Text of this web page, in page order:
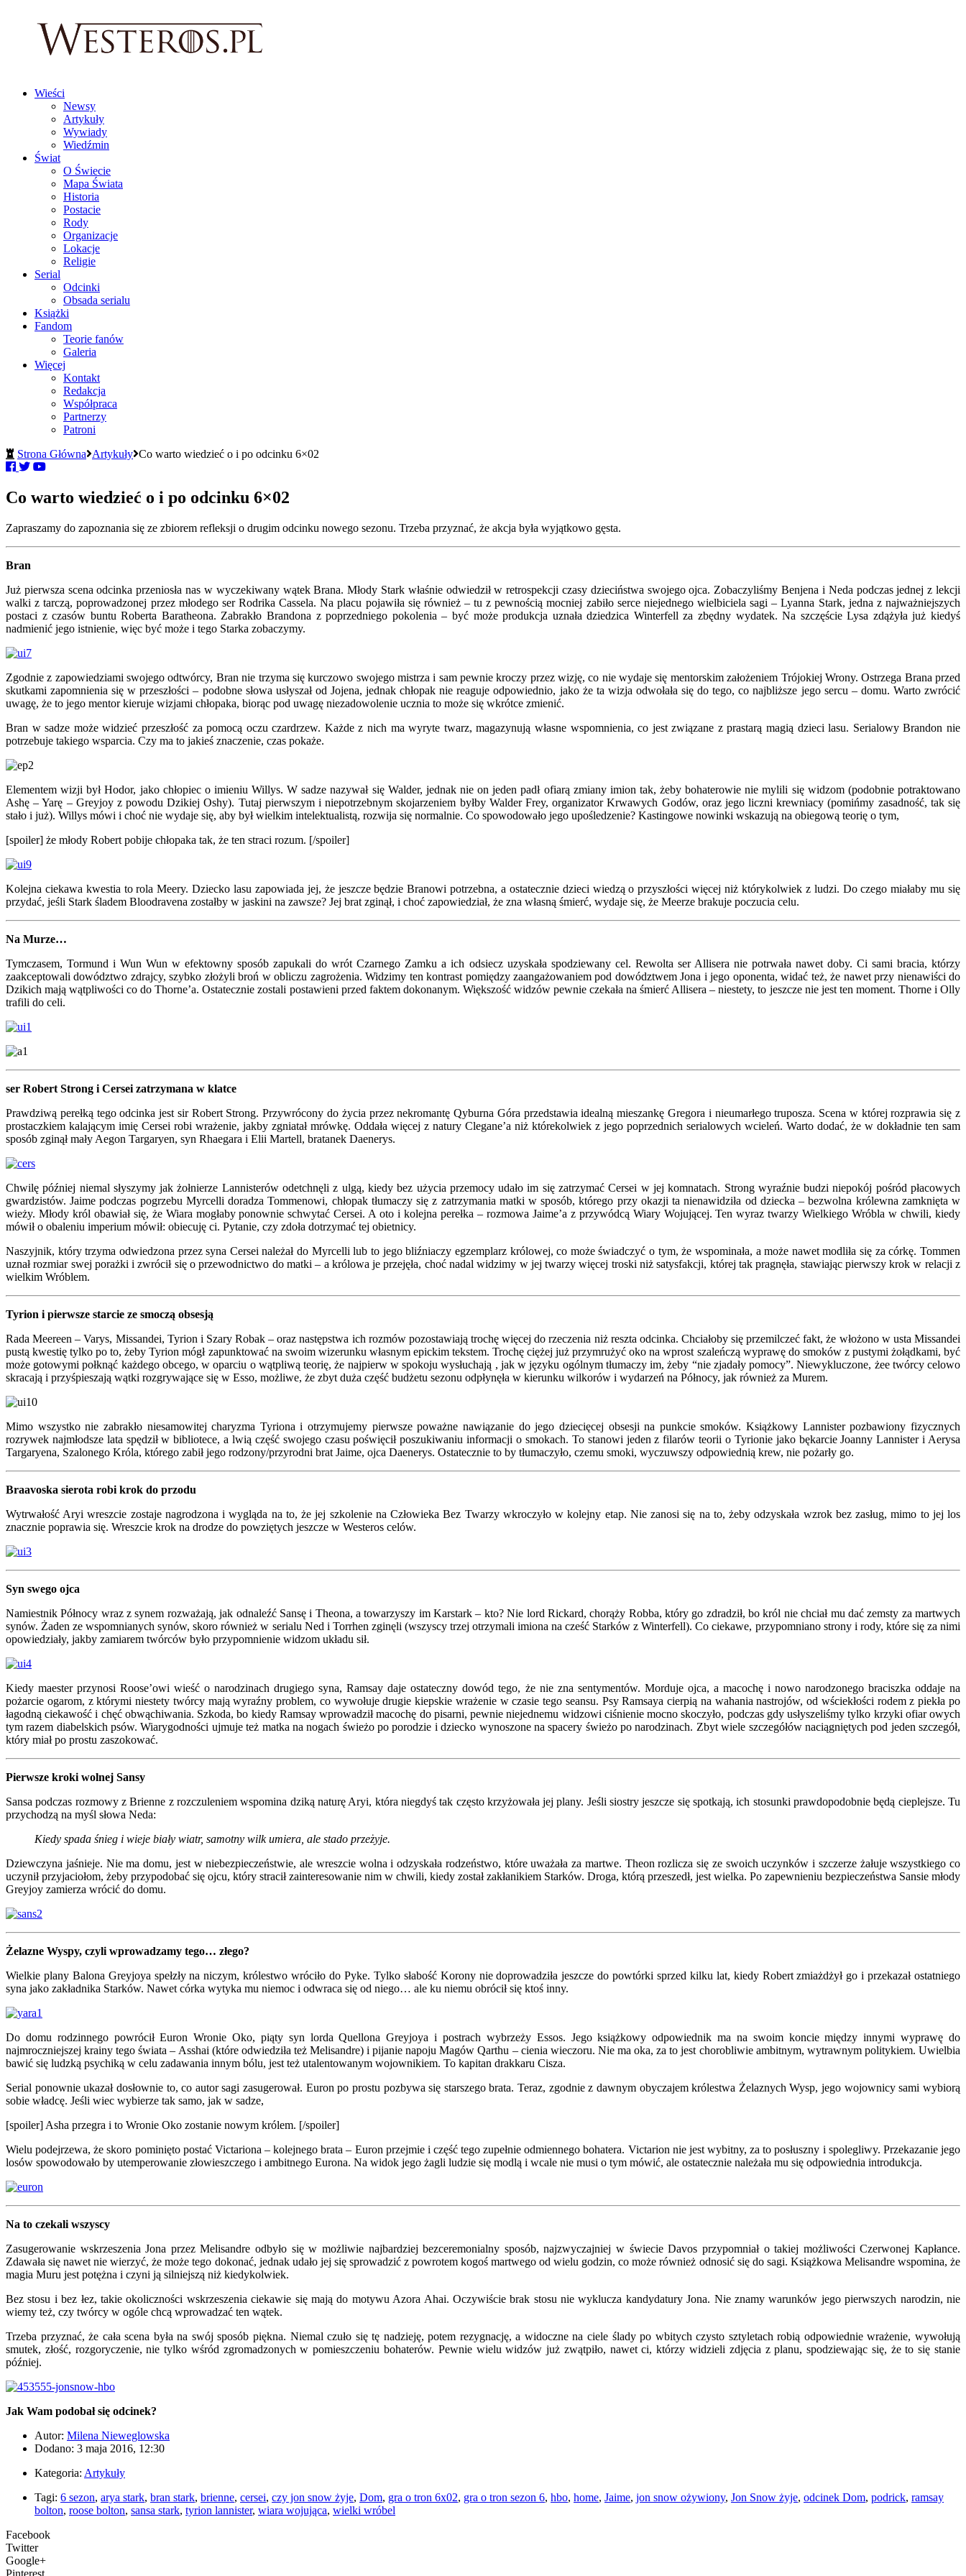
Wieści
Newsy
Artykuły
Wywiady
Wiedźmin
Świat
O Świecie
Mapa Świata
Historia
Postacie
Rody
Organizacje
Lokacje
Religie
Serial
Odcinki
Obsada serialu
Książki
Fandom
Teorie fanów
Galeria
Więcej
Kontakt
Redakcja
Współpraca
Partnerzy
Patroni
Strona Główna Artykuły Co warto wiedzieć o i po odcinku 6×02
Co warto wiedzieć o i po odcinku 6×02
Zapraszamy do zapoznania się ze zbiorem refleksji o drugim odcinku nowego sezonu. Trzeba przyznać, że akcja była wyjątkowo gęsta.
Bran
Już pierwsza scena odcinka przeniosła nas w wyczekiwany wątek Brana. Młody Stark właśnie odwiedził w retrospekcji czasy dzieciństwa swojego ojca. Zobaczyliśmy Benjena i Neda podczas jednej z lekcji
walki z tarczą, poprowadzonej przez młodego ser Rodrika Cassela. Na placu pojawiła się również – tu z pewnością mocniej zabiło serce niejednego wielbiciela sagi – Lyanna Stark, jedna z najważniejszych
postaci z czasów buntu Roberta Baratheona. Zabrakło Brandona z poprzedniego pokolenia – być może produkcja uznała dziedzica Winterfell za zbędny wydatek. Na szczęście Lysa zdążyła już kiedyś
nadmienić jego istnienie, więc być może i tego Starka zobaczymy.
Zgodnie z zapowiedziami swojego odtwórcy, Bran nie trzyma się kurczowo swojego mistrza i sam pewnie kroczy przez wizję, co nie wydaje się mentorskim założeniem Trójokiej Wrony. Ostrzega Brana przed
skutkami zapomnienia się w przeszłości – podobne słowa usłyszał od Jojena, jednak chłopak nie reaguje odpowiednio, jako że ta wizja odwołała się do tego, co najbliższe jego sercu – domu. Warto zwrócić
uwagę, że to jego mentor kieruje wizjami chłopaka, biorąc pod uwagę niezadowolenie ucznia to może się wkrótce zmienić.
Bran w sadze może widzieć przeszłość za pomocą oczu czardrzew. Każde z nich ma wyryte twarz, magazynują własne wspomnienia, co jest związane z prastarą magią dzieci lasu. Serialowy Brandon nie
potrzebuje takiego wsparcia. Czy ma to jakieś znaczenie, czas pokaże.
Elementem wizji był Hodor, jako chłopiec o imieniu Willys. W sadze nazywał się Walder, jednak nie on jeden padł ofiarą zmiany imion tak, żeby bohaterowie nie mylili się widzom (podobnie potraktowano
Ashę – Yarę – Greyjoy z powodu Dzikiej Oshy). Tutaj pierwszym i niepotrzebnym skojarzeniem byłby Walder Frey, organizator Krwawych Godów, oraz jego liczni krewniacy (pomińmy zasadność, tak się
stało i już). Willys mówi i choć nie wydaje się, aby był wielkim intelektualistą, rozwija się normalnie. Co spowodowało jego upośledzenie? Kastingowe nowinki wskazują na obiegową teorię o tym,
[spoiler] że młody Robert pobije chłopaka tak, że ten straci rozum. [/spoiler]
Kolejna ciekawa kwestia to rola Meery. Dziecko lasu zapowiada jej, że jeszcze będzie Branowi potrzebna, a ostatecznie dzieci wiedzą o przyszłości więcej niż którykolwiek z ludzi. Do czego miałaby mu się
przydać, jeśli Stark śladem Bloodravena zostałby w jaskini na zawsze? Jej brat zginął, i choć zapowiedział, że zna własną śmierć, wydaje się, że Meerze brakuje poczucia celu.
Na Murze…
Tymczasem, Tormund i Wun Wun w efektowny sposób zapukali do wrót Czarnego Zamku a ich odsiecz uzyskała spodziewany cel. Rewolta ser Allisera nie potrwała nawet doby. Ci sami bracia, którzy
zaakceptowali dowództwo zdrajcy, szybko złożyli broń w obliczu zagrożenia. Widzimy ten kontrast pomiędzy zaangażowaniem pod dowództwem Jona i jego oponenta, widać też, że nawet przy nienawiści do
Dzikich mają wątpliwości co do Thorne’a. Ostatecznie zostali postawieni przed faktem dokonanym. Większość widzów pewnie czekała na śmierć Allisera – niestety, to jeszcze nie jest ten moment. Thorne i Olly
trafili do celi.
ser Robert Strong i Cersei zatrzymana w klatce
Prawdziwą perełką tego odcinka jest sir Robert Strong. Przywrócony do życia przez nekromantę Qyburna Góra przedstawia idealną mieszankę Gregora i nieumarłego truposza. Scena w której rozprawia się z
prostaczkiem kalającym imię Cersei robi wrażenie, jakby zgniatał mrówkę. Oddała więcej z natury Clegane’a niż którekolwiek z jego poprzednich serialowych wcieleń. Warto dodać, że w dokładnie ten sam
sposób zginął mały Aegon Targaryen, syn Rhaegara i Elii Martell, bratanek Daenerys.
Chwilę później niemal słyszymy jak żołnierze Lannisterów odetchnęli z ulgą, kiedy bez użycia przemocy udało im się zatrzymać Cersei w jej komnatach. Strong wyraźnie budzi niepokój pośród płacowych
gwardzistów. Jaime podczas pogrzebu Myrcelli doradza Tommenowi, chłopak tłumaczy się z zatrzymania matki w sposób, którego przy okazji ta nienawidziła od dziecka – bezwolna królewna zamknięta w
wieży. Młody król obawiał się, że Wiara mogłaby ponownie schwytać Cersei. A oto i kolejna perełka – rozmowa Jaime’a z przywódcą Wiary Wojującej. Ten wyraz twarzy Wielkiego Wróbla w chwili, kiedy
mówił o obaleniu imperium mówił: obiecuję ci. Pytanie, czy zdoła dotrzymać tej obietnicy.
Naszyjnik, który trzyma odwiedzona przez syna Cersei należał do Myrcelli lub to jego bliźniaczy egzemplarz królowej, co może świadczyć o tym, że wspominała, a może nawet modliła się za córkę. Tommen
uznał rozmiar swej porażki i zwrócił się o przewodnictwo do matki – a królowa je przejęła, choć nadal widzimy w jej twarzy więcej troski niż satysfakcji, której tak pragnęła, stawiając pierwszy krok w relacji z
wielkim Wróblem.
Tyrion i pierwsze starcie ze smoczą obsesją
Rada Meereen – Varys, Missandei, Tyrion i Szary Robak – oraz następstwa ich rozmów pozostawiają trochę więcej do rzeczenia niż reszta odcinka. Chciałoby się przemilczeć fakt, że włożono w usta Missandei
pustą kwestię tylko po to, żeby Tyrion mógł zapunktować na swoim wizerunku własnym epickim tekstem. Trochę ciężej już przymrużyć oko na wprost szaleńczą wyprawę do smoków z pustymi żołądkami, być
może gotowymi połknąć każdego obcego, w oparciu o wątpliwą teorię, że najpierw w spokoju wysłuchają , jak w języku ogólnym tłumaczy im, żeby “nie zjadały pomocy”. Niewykluczone, żee twórcy celowo
skracają i przyśpieszają wątki rozgrywające się w Esso, możliwe, że zbyt duża część budżetu sezonu odpłynęła w kierunku wilkorów i wydarzeń na Północy, jak również za Murem.
Mimo wszystko nie zabrakło niesamowitej charyzma Tyriona i otrzymujemy pierwsze poważne nawiązanie do jego dziecięcej obsesji na punkcie smoków. Książkowy Lannister pozbawiony fizycznych
rozrywek najmłodsze lata spędził w bibliotece, a lwią część swojego czasu poświęcił poszukiwaniu informacji o smokach. To stanowi jeden z filarów teorii o Tyrionie jako bękarcie Joanny Lannister i Aerysa
Targaryena, Szalonego Króla, którego zabił jego rodzony/przyrodni brat Jaime, ojca Daenerys. Ostatecznie to by tłumaczyło, czemu smoki, wyczuwszy odpowiednią krew, nie pożarły go.
Braavoska sierota robi krok do przodu
Wytrwałość Aryi wreszcie zostaje nagrodzona i wygląda na to, że jej szkolenie na Człowieka Bez Twarzy wkroczyło w kolejny etap. Nie zanosi się na to, żeby odzyskała wzrok bez zasług, mimo to jej los
znacznie poprawia się. Wreszcie krok na drodze do powziętych jeszcze w Westeros celów.
Syn swego ojca
Namiestnik Północy wraz z synem rozważają, jak odnaleźć Sansę i Theona, a towarzyszy im Karstark – kto? Nie lord Rickard, chorąży Robba, który go zdradził, bo król nie chciał mu dać zemsty za martwych
synów. Żaden ze wspomnianych synów, skoro również w serialu Ned i Torrhen zginęli (wszyscy trzej otrzymali imiona na cześć Starków z Winterfell). Co ciekawe, przypomniano strony i rody, które się za nimi
opowiedziały, jakby zamiarem twórców było przypomnienie widzom układu sił.
Kiedy maester przynosi Roose’owi wieść o narodzinach drugiego syna, Ramsay daje ostateczny dowód tego, że nie zna sentymentów. Morduje ojca, a macochę i nowo narodzonego braciszka oddaje na
pożarcie ogarom, z którymi niestety twórcy mają wyraźny problem, co wywołuje drugie kiepskie wrażenie w czasie tego seansu. Psy Ramsaya cierpią na wahania nastrojów, od wściekłości rodem z piekła po
łagodną ciekawość i chęć obwąchiwania. Szkoda, bo kiedy Ramsay wprowadził macochę do pisarni, pewnie niejednemu widzowi ciśnienie mocno skoczyło, podczas gdy usłyszeliśmy tylko krzyki ofiar owych
tym razem diabelskich psów. Wiarygodności ujmuje też matka na nogach świeżo po porodzie i dziecko wynoszone na spacery świeżo po narodzinach. Zbyt wiele szczegółów naciągniętych pod jeden szczegół,
który miał po prostu zaszokować.
Pierwsze kroki wolnej Sansy
Sansa podczas rozmowy z Brienne z rozczuleniem wspomina dziką naturę Aryi, która niegdyś tak często krzyżowała jej plany. Jeśli siostry jeszcze się spotkają, ich stosunki prawdopodobnie będą cieplejsze. Tu
przychodzą na myśl słowa Neda:
Kiedy spada śnieg i wieje biały wiatr, samotny wilk umiera, ale stado przeżyje.
Dziewczyna jaśnieje. Nie ma domu, jest w niebezpieczeństwie, ale wreszcie wolna i odzyskała rodzeństwo, które uważała za martwe. Theon rozlicza się ze swoich uczynków i szczerze żałuje wszystkiego co
uczynił przyjaciołom, żeby przypodobać się ojcu, który stracił zainteresowanie nim w chwili, kiedy został zakłanikiem Starków. Droga, którą przeszedł, jest wielka. Po zapewnieniu bezpieczeństwa Sansie młody
Greyjoy zamierza wrócić do domu.
Żelazne Wyspy, czyli wprowadzamy tego… złego?
Wielkie plany Balona Greyjoya spełzły na niczym, królestwo wróciło do Pyke. Tylko słabość Korony nie doprowadziła jeszcze do powtórki sprzed kilku lat, kiedy Robert zmiażdżył go i przekazał ostatniego
syna jako zakładnika Starków. Nawet córka wytyka mu niemoc i odwraca się od niego… ale ku niemu obrócił się ktoś inny.
Do domu rodzinnego powrócił Euron Wronie Oko, piąty syn lorda Quellona Greyjoya i postrach wybrzeży Essos. Jego książkowy odpowiednik ma na swoim koncie między innymi wyprawę do
najmroczniejszej krainy tego świata – Asshai (które odwiedziła też Melisandre) i pijanie napoju Magów Qarthu – cienia wieczoru. Nie ma oka, za to jest chorobliwie ambitnym, wytrawnym politykiem. Uwielbia
bawić się ludzką psychiką w celu zadawania innym bólu, jest też utalentowanym wojownikiem. To kapitan drakkaru Cisza.
Serial ponownie ukazał dosłownie to, co autor sagi zasugerował. Euron po prostu pozbywa się starszego brata. Teraz, zgodnie z dawnym obyczajem królestwa Żelaznych Wysp, jego wojownicy sami wybiorą
sobie władcę. Jeśli wiec wybierze tak samo, jak w sadze,
[spoiler] Asha przegra i to Wronie Oko zostanie nowym królem. [/spoiler]
Wielu podejrzewa, że skoro pominięto postać Victariona – kolejnego brata – Euron przejmie i część tego zupełnie odmiennego bohatera. Victarion nie jest wybitny, za to posłuszny i spolegliwy. Przekazanie jego
losów spowodowało by utemperowanie złowieszczego i ambitnego Eurona. Na widok jego żagli ludzie się modlą i wcale nie musi o tym mówić, ale ostatecznie należała mu się odpowiednia introdukcja.
Na to czekali wszyscy
Zasugerowanie wskrzeszenia Jona przez Melisandre odbyło się w możliwie najbardziej bezceremonialny sposób, najzwyczajniej w świecie Davos przypomniał o takiej możliwości Czerwonej Kapłance.
Zdawała się nawet nie wierzyć, że może tego dokonać, jednak udało jej się sprowadzić z powrotem kogoś martwego od wielu godzin, co może również odnosić się do sagi. Książkowa Melisandre wspomina, że
magia Muru jest potężna i czyni ją silniejszą niż kiedykolwiek.
Bez stosu i bez łez, takie okoliczności wskrzeszenia ciekawie się mają do motywu Azora Ahai. Oczywiście brak stosu nie wyklucza kandydatury Jona. Nie znamy warunków jego pierwszych narodzin, nie
wiemy też, czy twórcy w ogóle chcą wprowadzać ten wątek.
Trzeba przyznać, że cała scena była na swój sposób piękna. Niemal czuło się tę nadzieję, potem rezygnację, a widoczne na ciele ślady po wbitych czysto sztyletach robią odpowiednie wrażenie, wywołują
smutek, złość, rozgoryczenie, nie tylko wśród zgromadzonych w pomieszczeniu bohaterów. Pewnie wielu widzów już zwątpiło, nawet ci, którzy widzieli zdjęcia z planu, spodziewając się, że to się stanie
później.
Jak Wam podobał się odcinek?
Autor: Milena Nieweglowska
Dodano: 3 maja 2016, 12:30
Kategoria: Artykuły
Tagi: 6 sezon, arya stark, bran stark, brienne, cersei, czy jon snow żyje, Dom, gra o tron 6x02, gra o tron sezon 6, hbo, home, Jaime, jon snow ożywiony, Jon Snow żyje, odcinek Dom, podrick, ramsay
bolton, roose bolton, sansa stark, tyrion lannister, wiara wojująca, wielki wróbel
Facebook
Twitter
Google+